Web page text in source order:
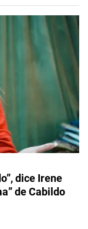
dice Irene
de Cabildo